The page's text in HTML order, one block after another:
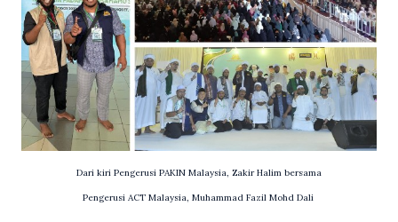
Dari kiri Pengerusi PAKIN Malaysia, Zakir Halim bersama
Pengerusi ACT Malaysia, Muhammad Fazil Mohd Dali